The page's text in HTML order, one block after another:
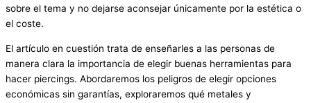
sobre el tema y no dejarse aconsejar únicamente por la estética o
el coste.
El artículo en cuestión trata de enseñarles a las personas de
manera clara la importancia de elegir buenas herramientas para
hacer piercings. Abordaremos los peligros de elegir opciones
económicas sin garantías, exploraremos qué metales y